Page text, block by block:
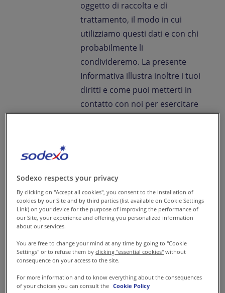
oggetto di raccolta e di
trattamento, il modo in cui
utilizziamo questi dati e con chi
probabilmente li
condivideremo. La presente
Informativa illustra inoltre i tuoi
diritti e come puoi metterti in
contatto con noi per esercitare
questi diritti o per farci
personali.
La presente Informativa potrà
essere modificata, integrata o
adeguarsi a eventuali sviluppi
legislativi, regolatori,
potrebbero verificarsi.
Sodexo respects your privacy
By clicking on "Accept all cookies", you consent to the installation of
cookies by our Site and by third parties (list available on Cookie Settings
Link) on your device for the purpose of improving the performance of
our Site, your experience and offering you personalized information
about our services.
You are free to change your mind at any time by going to "Cookie
Settings" or to refuse them byclicking "essential cookies" without
consequence on your access to the site.
For more information and to know everything about the consequences
of your choices you can consult the Cookie Policy